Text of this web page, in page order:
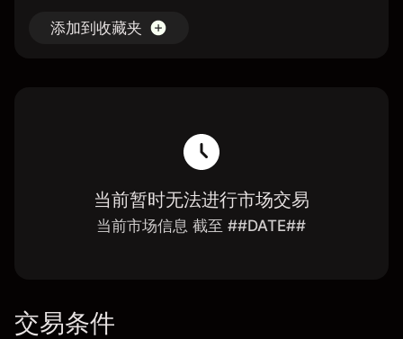
添加到收藏夹
当前暂时无法进行市场交易
当前市场信息 截至 ##DATE##
交易条件